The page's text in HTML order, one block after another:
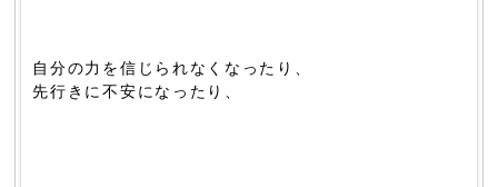
自分の力を信じられなくなったり、
先行きに不安になったり、